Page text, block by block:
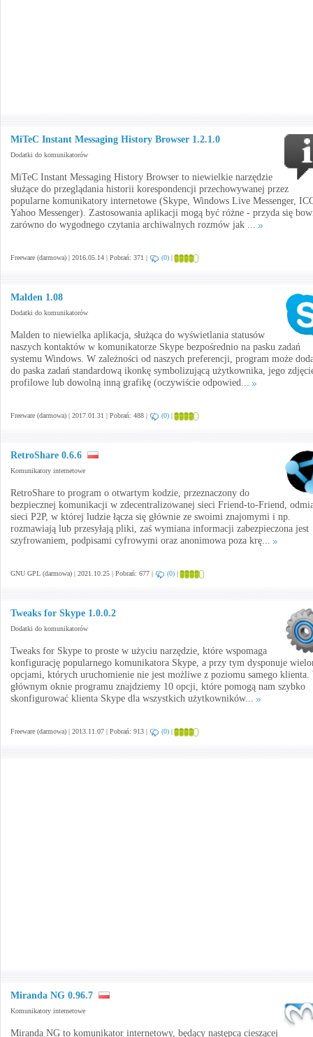
MiTeC Instant Messaging History Browser 1.2.1.0
Dodatki do komunikatorów
MiTeC Instant Messaging History Browser to niewielkie narzędzie
służące do przeglądania historii korespondencji przechowywanej przez
popularne komunikatory internetowe (Skype, Windows Live Messenger,
Yahoo Messenger). Zastosowania aplikacji mogą być różne - przyda się
zarówno do wygodnego czytania archiwalnych rozmów jak ...
Freeware (darmowa) | 2016.05.14 | Pobrań: 371 | (0) |
Malden 1.08
Dodatki do komunikatorów
Malden to niewielka aplikacja, służąca do wyświetlania statusów
naszych kontaktów w komunikatorze Skype bezpośrednio na pasku zadań
systemu Windows. W zależności od naszych preferencji, program może
do paska zadań standardową ikonkę symbolizującą użytkownika, jego
profilowe lub dowolną inną grafikę (oczywiście odpowied...
Freeware (darmowa) | 2017.01.31 | Pobrań: 488 | (0) |
RetroShare 0.6.6
Komunikatory internetowe
RetroShare to program o otwartym kodzie, przeznaczony do
bezpiecznej komunikacji w zdecentralizowanej sieci Friend-to-Friend,
sieci P2P, w której ludzie łącza się głównie ze swoimi znajomymi i np.
rozmawiają lub przesyłają pliki, zaś wymiana informacji zabezpieczona jest
szyfrowaniem, podpisami cyfrowymi oraz anonimowa poza krę...
GNU GPL (darmowa) | 2021.10.25 | Pobrań: 677 | (0) |
Tweaks for Skype 1.0.0.2
Dodatki do komunikatorów
Tweaks for Skype to proste w użyciu narzędzie, które wspomaga
konfigurację popularnego komunikatora Skype, a przy tym dysponuje
opcjami, których uruchomienie nie jest możliwe z poziomu samego klienta.
głównym oknie programu znajdziemy 10 opcji, które pomogą nam szybko
skonfigurować klienta Skype dla wszystkich użytkowników...
Freeware (darmowa) | 2013.11.07 | Pobrań: 913 | (0) |
Miranda NG 0.96.7
Komunikatory internetowe
Miranda NG to komunikator internetowy, będący następcą cieszącej